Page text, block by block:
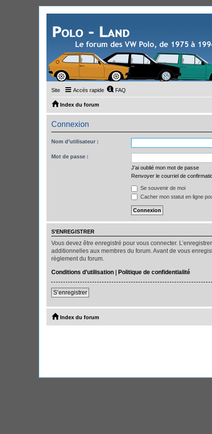
Site Accès rapide FAQ
Index du forum
Connexion
Nom d’utilisateur :
Mot de passe :
J’ai oublié mon mot de passe
Renvoyer le courriel de
Se souvenir de moi
Cacher mon statut en ligne
S’ENREGISTRER
Vous devez être enregistré pour vous connecter.
additionnelles aux membres du forum. Avant de vous
règlement du forum.
Conditions d’utilisation | Politique de confidentialité
S’enregistrer
Index du forum